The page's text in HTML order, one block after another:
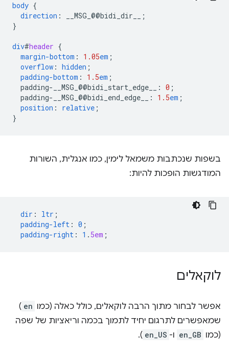
body {
direction : __MSG_ @@bidi_dir__
;
}
div#header {
margin-bottom : 1.05em ;
overflow : hidden ;
padding-bottom : 1.5em ;
padding-__MSG_@@bidi_start_edge__ : 0 ;
padding-__MSG_@@bidi_end_edge__ : 1.5em ;
position : relative ;
}
בשפות שנכתבות משמאל לימין, כמו אנגלית, השורות
המודגשות הופכות להיות:
dir : ltr ;
padding-left : 0 ;
padding-right : 1 . 5em ;
לוקאלים
אפשר לבחור מתוך הרבה לוקאלים, כולל כאלה (כמו en
)
שמאפשרים לתרגום יחיד לתמוך בכמה וריאציות של שפה
(כמו en_GB ו- en_US
).